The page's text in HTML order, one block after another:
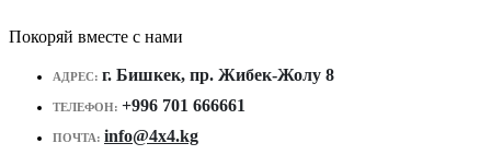
Покоряй вместе с нами
АДРЕС: г. Бишкек, пр. Жибек-Жолу 8
ТЕЛЕФОН: +996 701 666661
ПОЧТА: info@4x4.kg